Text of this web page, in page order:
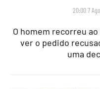
20:00 7
O homem recorreu
ver o pedido
uma